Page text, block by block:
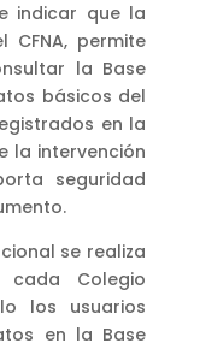
indicar que la
permite
la Base
básicos del
en la
la intervención
seguridad
se realiza
Colegio
los usuarios
en la Base